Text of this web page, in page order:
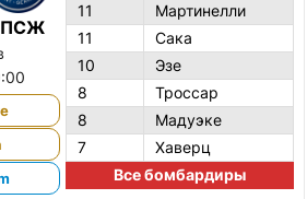
ПСЖ
11
Мартинелли
11
Сака
10
Эзе
8
Троссар
8
Мадуэке
7
Хаверц
Все бомбардиры